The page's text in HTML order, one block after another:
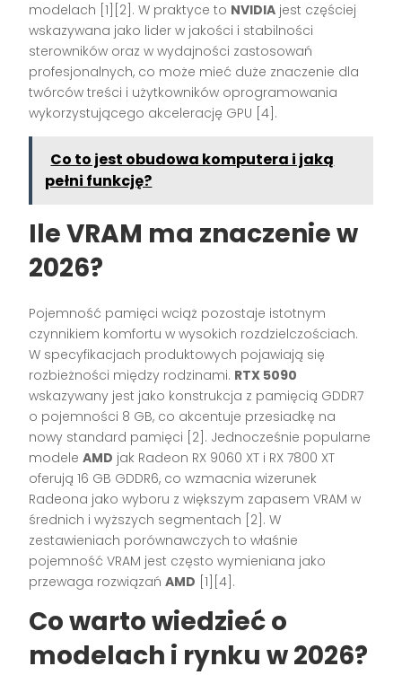
modelach [1][2]. W praktyce to NVIDIA jest częściej
wskazywana jako lider w jakości i stabilności
sterowników oraz w wydajności zastosowań
profesjonalnych, co może mieć duże znaczenie dla
twórców treści i użytkowników oprogramowania
wykorzystującego akcelerację GPU [4].
Co to jest obudowa komputera i jaką
pełni funkcję?
Ile VRAM ma znaczenie w
2026?
Pojemność pamięci wciąż pozostaje istotnym
czynnikiem komfortu w wysokich rozdzielczościach.
W specyfikacjach produktowych pojawiają się
rozbieżności między rodzinami. RTX 5090
wskazywany jest jako konstrukcja z pamięcią GDDR7
o pojemności 8 GB, co akcentuje przesiadkę na
nowy standard pamięci [2]. Jednocześnie popularne
modeleAMD jak Radeon RX 9060 XT i RX 7800 XT
oferują 16 GB GDDR6, co wzmacnia wizerunek
Radeona jako wyboru z większym zapasem VRAM w
średnich i wyższych segmentach [2]. W
zestawieniach porównawczych to właśnie
pojemność VRAM jest często wymieniana jako
przewaga rozwiązańAMD [1][4].
Co warto wiedzieć o
modelach i rynku w 2026?